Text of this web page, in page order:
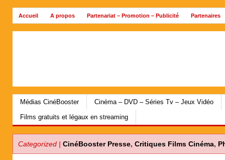
Accueil A propos Partenariat – Promotion – Publicité Partenaires
Médias CinéBooster
Cinéma – DVD – Séries Tv – Jeux Vidéo
Films gratuits et légaux en streaming
Categorized | CinéBooster Presse, Critiques Films Cinéma,